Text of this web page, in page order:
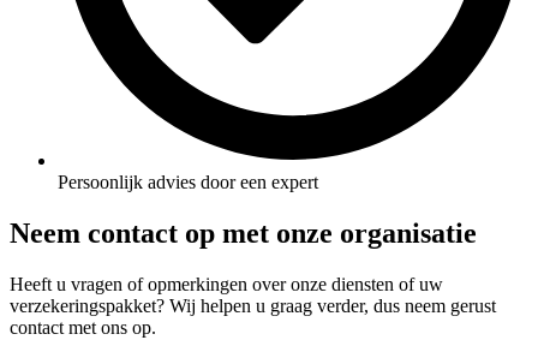
Persoonlijk advies door een expert
Neem contact op met onze organisatie
Heeft u vragen of opmerkingen over onze diensten of uw
verzekeringspakket? Wij helpen u graag verder, dus neem gerust
contact met ons op.